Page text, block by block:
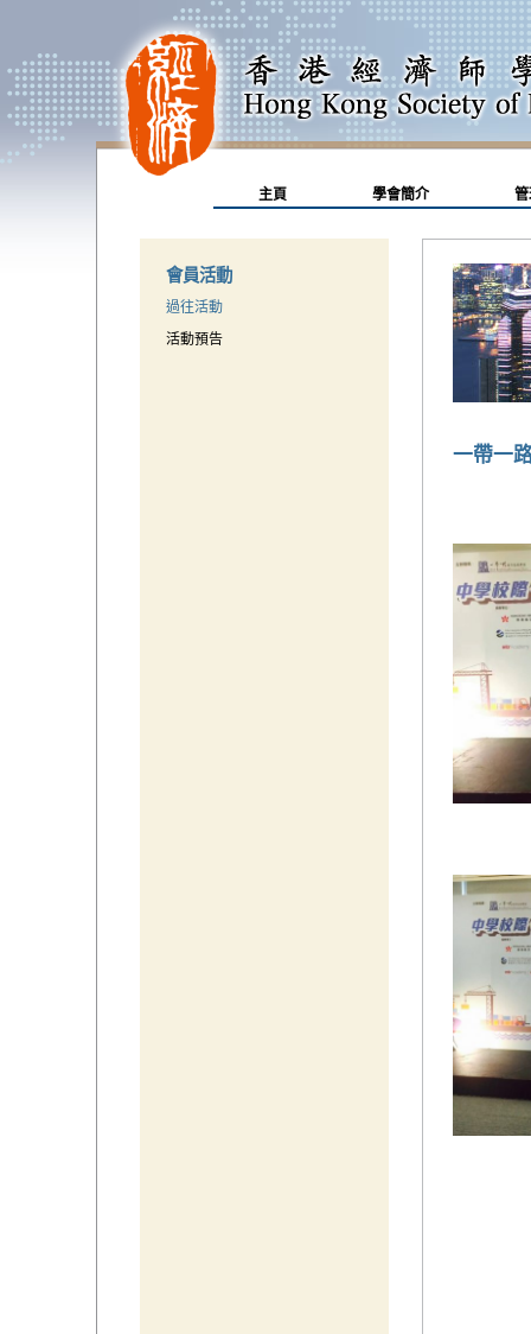
主頁 學會簡介
會員活動
過往活動
活動預告
一帶一